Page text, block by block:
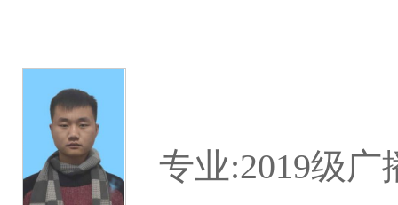
专业:2019级广